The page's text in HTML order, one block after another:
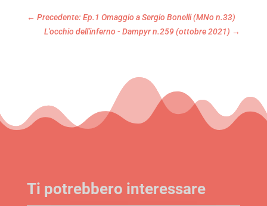
← Precedente: Ep.1 Omaggio a Sergio Bonelli (MNo n.33)
L'occhio dell'inferno - Dampyr n.259 (ottobre 2021) →
Ti potrebbero interessare